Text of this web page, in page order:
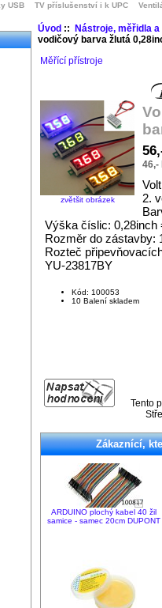
USB
TV příslušenství i k UPC
Úvod:: Nástroje, měřidla a
vodičový barva žlutá
Měřící přístroje
zvětšit obrázek
46,-
2.
Výška číslic: 0,28inch
Rozměr do zástavby:
Rozteč
YU-23817BY
Kód: 100053
10 Balení skladem
Tento
Zákaznící,
ARDUINO plochý kabel 40 žil
samice - samec 20cm DUPONT